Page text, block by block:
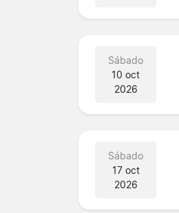
Sábado
10 oct
2026
Sábado
17 oct
2026